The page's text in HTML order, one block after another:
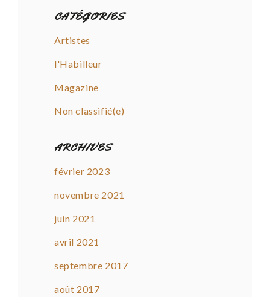
CATÉGORIES
Artistes
l'Habilleur
Magazine
Non classifié(e)
ARCHIVES
février 2023
novembre 2021
juin 2021
avril 2021
septembre 2017
août 2017